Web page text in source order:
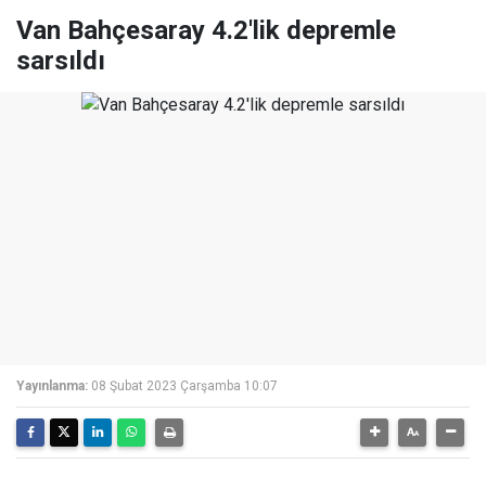
Van Bahçesaray 4.2'lik depremle
sarsıldı
Yayınlanma: 08 Şubat 2023 Çarşamba 10:07